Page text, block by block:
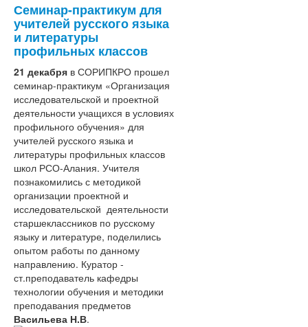
Кафедра технологии
обучения и методики
Кафедра дошкольного и
начального образования
Ученый совет
Центры
Центр непрерывного
повышения
профессионального
мастерства
педагогических
работников и
управленческх кадров
Ассоциации
Семинар-практикум для
учителей русского языка
и литературы
профильных классов
21 декабря в СОРИПКРО прошел
семинар-практикум «Организация
исследовательской и проектной
деятельности учащихся в условиях
профильного обучения» для
учителей русского языка и
литературы профильных классов
школ РСО-Алания. Учителя
познакомились с методикой
организации проектной и
исследовательской деятельности
старшеклассников по русскому
языку и литературе, поделились
опытом работы по данному
направлению. Куратор -
ст.преподаватель кафедры
технологии обучения и методики
преподавания предметов
Васильева Н.В.